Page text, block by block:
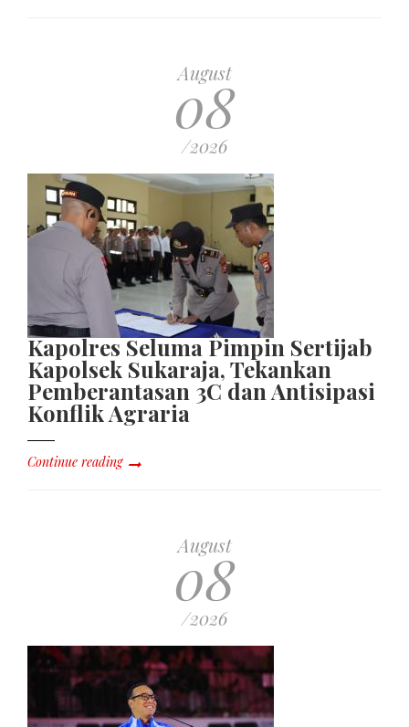
August
08
/2026
Kapolres Seluma Pimpin Sertijab
Kapolsek Sukaraja, Tekankan
Pemberantasan 3C dan Antisipasi
Konflik Agraria
Continue reading
August
08
/2026